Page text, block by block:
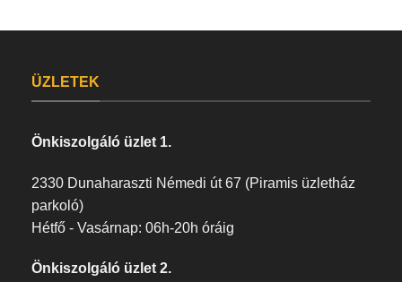
ÜZLETEK
Önkiszolgáló üzlet 1.
2330 Dunaharaszti Némedi út 67 (Piramis üzletház
parkoló)
Hétfő - Vasárnap: 06h-20h óráig
Önkiszolgáló üzlet 2.